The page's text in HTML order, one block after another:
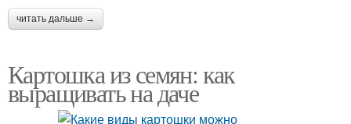
читать дальше →
Картошка из семян: как
выращивать на даче